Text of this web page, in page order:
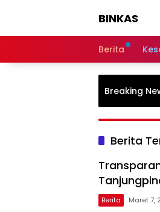
BINKAS
Informasi
Berita
Breaking
Berita
Berita Maret 7,